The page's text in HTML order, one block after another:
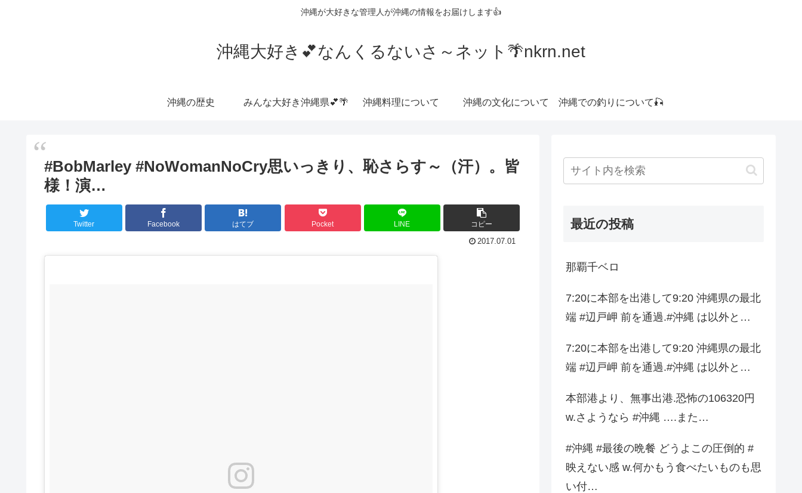
沖縄が大好きな管理人が沖縄の情報をお届けします👍
沖縄大好き💕なんくるないさ～ネット🌴nkrn.net
沖縄の歴史 みんな大好き沖縄県💕🌴 沖縄料理について 沖縄の文化について 沖縄での釣りについて🎣
#BobMarley #NoWomanNoCry思いっきり、恥さらす～（汗）。皆
様！演…
Twitter Facebook はてブ Pocket LINE コピー
2017.07.01
最近の投稿
那覇千ベロ
7:20に本部を出港して9:20 沖縄県の最北
端 #辺戸岬 前を通過.#沖縄 は以外と…
7:20に本部を出港して9:20 沖縄県の最北
端 #辺戸岬 前を通過.#沖縄 は以外と…
本部港より、無事出港.恐怖の106320円
w.さようなら #沖縄 ….また…
#沖縄 #最後の晩餐 どうよこの圧倒的 #
映えない感 w.何かもう食べたいものも思
い付…